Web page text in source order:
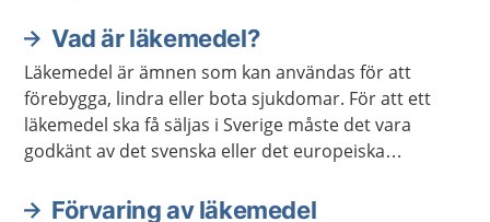
Vad är läkemedel?
Läkemedel är ämnen som kan användas för att
förebygga, lindra eller bota sjukdomar. För att ett
läkemedel ska få säljas i Sverige måste det vara
godkänt av det svenska eller det europeiska
Förvaring av läkemedel